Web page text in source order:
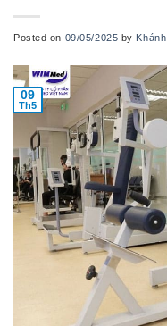
Posted on 09/05/2025 by Khánh
09
Th5